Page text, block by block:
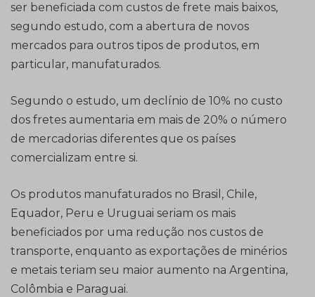
ser beneficiada com custos de frete mais baixos,
segundo estudo, com a abertura de novos
mercados para outros tipos de produtos, em
particular, manufaturados.
Segundo o estudo, um declínio de 10% no custo
dos fretes aumentaria em mais de 20% o número
de mercadorias diferentes que os países
comercializam entre si.
Os produtos manufaturados no Brasil, Chile,
Equador, Peru e Uruguai seriam os mais
beneficiados por uma redução nos custos de
transporte, enquanto as exportações de minérios
e metais teriam seu maior aumento na Argentina,
Colômbia e Paraguai.